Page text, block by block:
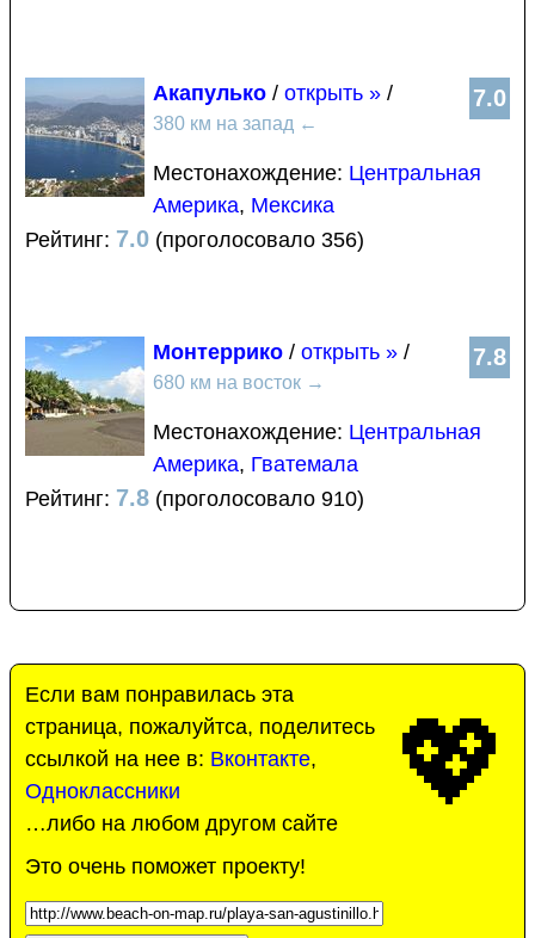
7.0
Акапулько / открыть » /
380 км на запад ←
Местонахождение: Центральная
Америка, Мексика
Рейтинг: 7.0 (проголосовало 356)
7.8
Монтеррико / открыть » /
680 км на восток →
Местонахождение: Центральная
Америка, Гватемала
Рейтинг: 7.8 (проголосовало 910)
💖
Если вам понравилась эта
страница, пожалуйтса, поделитесь
ссылкой на нее в: Вконтакте,
Одноклассники
…либо на любом другом сайте
Это очень поможет проекту!